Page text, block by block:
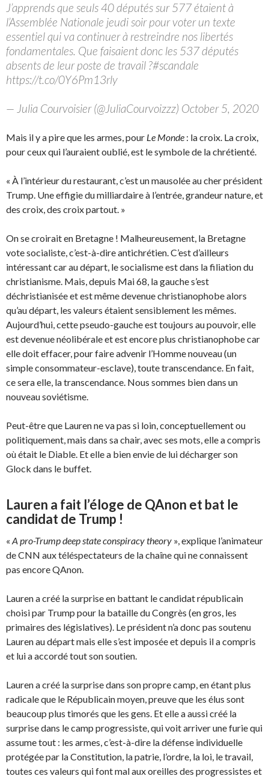
J’apprends que seuls 40 députés sur 577 étaient à
l’Assemblée Nationale jeudi soir pour voter un texte
essentiel qui va continuer à restreindre nos libertés
fondamentales. Que faisaient donc les 537 députés
absents de leur poste de travail ?#scandale
https://t.co/0Y6Pm13rly
— Julia Courvoisier (@JuliaCourvoizzz) October 5, 2020
Mais il y a pire que les armes, pour Le Monde : la croix. La croix,
pour ceux qui l’auraient oublié, est le symbole de la chrétienté.
« À l’intérieur du restaurant, c’est un mausolée au cher président
Trump. Une effigie du milliardaire à l’entrée, grandeur nature, et
des croix, des croix partout. »
On se croirait en Bretagne ! Malheureusement, la Bretagne
vote socialiste, c’est-à-dire antichrétien. C’est d’ailleurs
intéressant car au départ, le socialisme est dans la filiation du
christianisme. Mais, depuis Mai 68, la gauche s’est
déchristianisée et est même devenue christianophobe alors
qu’au départ, les valeurs étaient sensiblement les mêmes.
Aujourd’hui, cette pseudo-gauche est toujours au pouvoir, elle
est devenue néolibérale et est encore plus christianophobe car
elle doit effacer, pour faire advenir l’Homme nouveau (un
simple consommateur-esclave), toute transcendance. En fait,
ce sera elle, la transcendance. Nous sommes bien dans un
nouveau soviétisme.
Peut-être que Lauren ne va pas si loin, conceptuellement ou
politiquement, mais dans sa chair, avec ses mots, elle a compris
où était le Diable. Et elle a bien envie de lui décharger son
Glock dans le buffet.
Lauren a fait l’éloge de QAnon et bat le
candidat de Trump !
« A pro-Trump deep state conspiracy theory », explique l’animateur
de CNN aux téléspectateurs de la chaîne qui ne connaissent
pas encore QAnon.
Lauren a créé la surprise en battant le candidat républicain
choisi par Trump pour la bataille du Congrès (en gros, les
primaires des législatives). Le président n’a donc pas soutenu
Lauren au départ mais elle s’est imposée et depuis il a compris
et lui a accordé tout son soutien.
Lauren a créé la surprise dans son propre camp, en étant plus
radicale que le Républicain moyen, preuve que les élus sont
beaucoup plus timorés que les gens. Et elle a aussi créé la
surprise dans le camp progressiste, qui voit arriver une furie qui
assume tout : les armes, c’est-à-dire la défense individuelle
protégée par la Constitution, la patrie, l’ordre, la loi, le travail,
toutes ces valeurs qui font mal aux oreilles des progressistes et